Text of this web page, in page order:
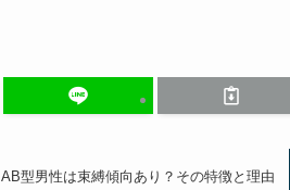
AB型男性は束縛傾向あり？その特徴と理由